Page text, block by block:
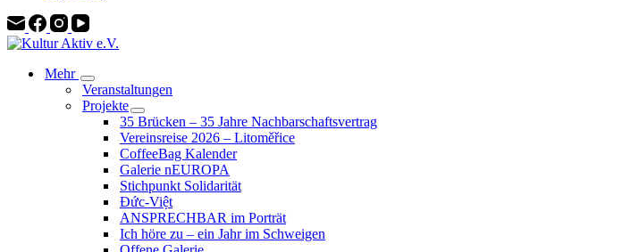
Mehr
Veranstaltungen
Projekte
35 Brücken – 35 Jahre Nachbarschaftsvertrag
Vereinsreise 2026 – Litoměřice
CoffeeBag Kalender
Galerie nEUROPA
Stichpunkt Solidarität
Đức-Việt
ANSPRECHBAR im Porträt
Ich höre zu – ein Jahr im Schweigen